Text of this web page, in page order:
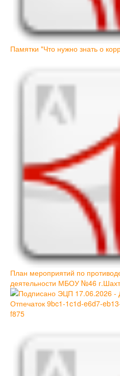
Памятки "Что нужно знать о
План мероприятий по
деятельности МБОУ №46